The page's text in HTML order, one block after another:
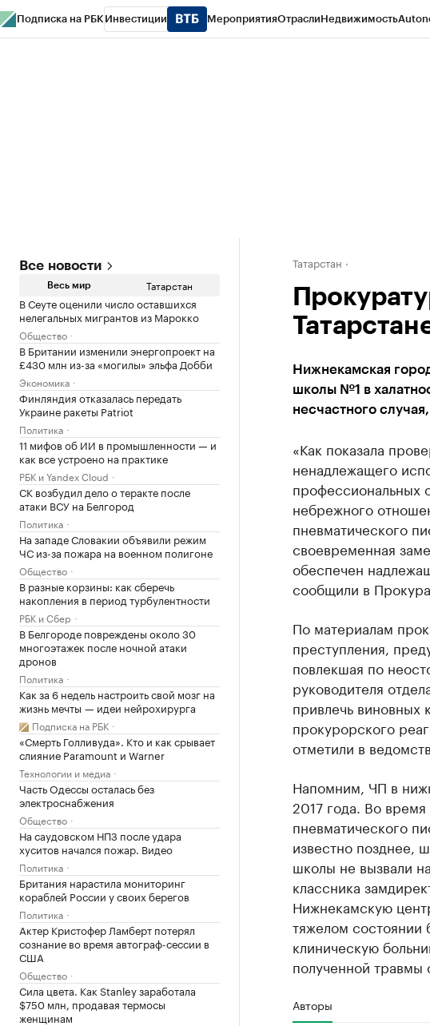
Подписка на РБК Инвестиции МероприятияОтраслиНедвижимость
Все новости
Весь мир Татарстан
В Сеуте оценили число оставшихся
нелегальных мигрантов из Марокко
Общество
В Британии изменили энергопроект на
£430 млн из-за «могилы» эльфа Добби
Экономика
Финляндия отказалась передать
Украине ракеты Patriot
Политика
11 мифов об ИИ в промышленности — и
как все устроено на практике
РБК и Yandex Cloud
СК возбудил дело о теракте после
атаки ВСУ на Белгород
Политика
На западе Словакии объявили режим
ЧС из-за пожара на военном полигоне
Общество
В разные корзины: как сберечь
накопления в период турбулентности
РБК и Сбер
В Белгороде повреждены около 30
многоэтажек после ночной атаки
дронов
Политика
Как за 6 недель настроить свой мозг на
жизнь мечты — идеи нейрохирурга
Подписка на РБК
«Смерть Голливуда». Кто и как срывает
слияние Paramount и Warner
Технологии и медиа
Часть Одессы осталась без
электроснабжения
Общество
На саудовском НПЗ после удара
хуситов начался пожар. Видео
Политика
Британия нарастила мониторинг
кораблей России у своих берегов
Политика
Актер Кристофер Ламберт потерял
сознание во время автограф-сессии в
США
Общество
Сила цвета. Как Stanley заработала
$750 млн, продавая термосы
женщинам
Татарстан
Нижнекамская
школы №1 в
несчастного
«Как показала
ненадлежащего
профессиональных
небрежного
пневматического
своевременная
обеспечен
сообщили в
По материалам
преступления,
повлекшая по
руководителя
привлечь виновных
прокурорского
отметили в
Напомним, ЧП в
2017 года. Во
пневматического
известно позднее,
школы не вызвали
классника
Нижнекамскую
тяжелом состоянии
клиническую
полученной травмы
Авторы